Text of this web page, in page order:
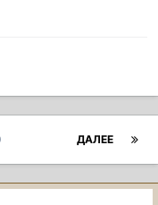
ДАЛЕЕ